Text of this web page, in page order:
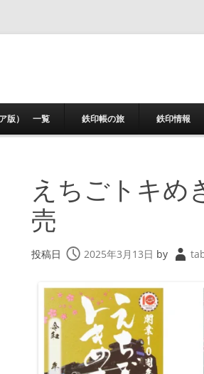
版） 一覧 鉄印帳の旅 鉄印情報
えちごトキ
売
投稿日 2025年3月13日 by